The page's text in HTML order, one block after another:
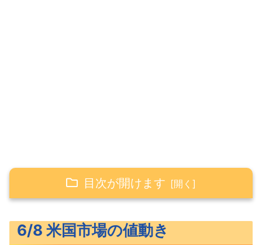
目次が開けます
米主要3指数の値動き
6/8 米国市場の値動き